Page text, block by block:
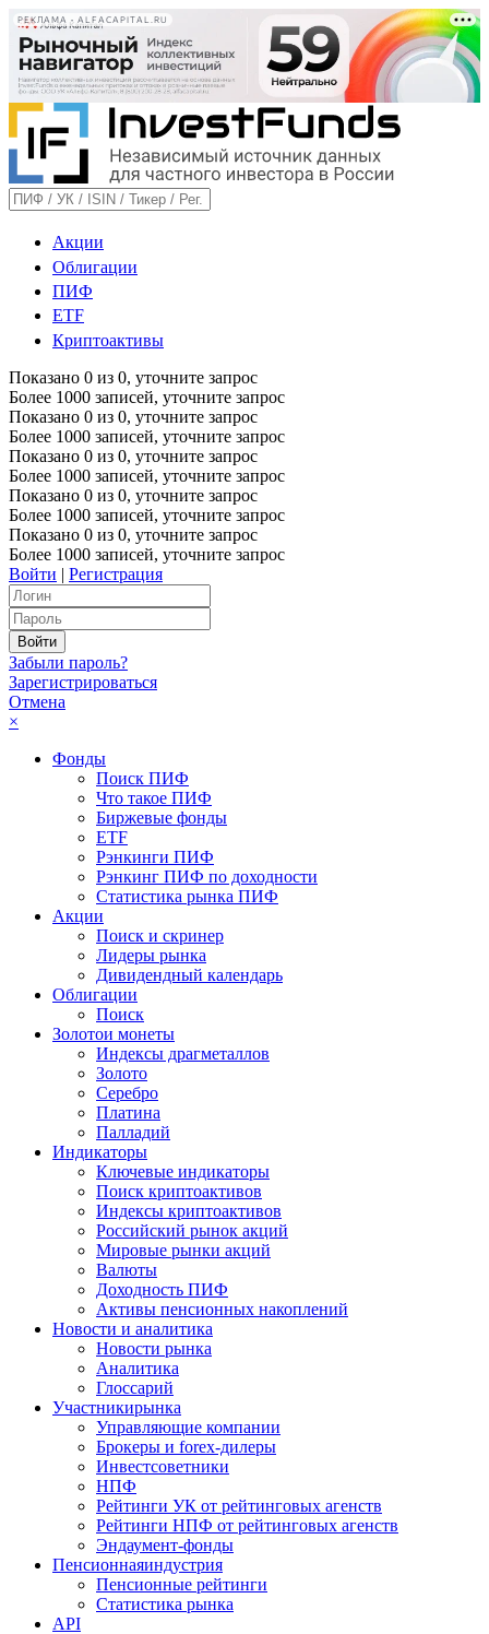
РЕКЛАМА • ALFACAPITAL.RU
Акции
Облигации
ПИФ
ETF
Криптоактивы
Показано 0 из 0, уточните запрос
Более 1000 записей, уточните запрос
Показано 0 из 0, уточните запрос
Более 1000 записей, уточните запрос
Показано 0 из 0, уточните запрос
Более 1000 записей, уточните запрос
Показано 0 из 0, уточните запрос
Более 1000 записей, уточните запрос
Показано 0 из 0, уточните запрос
Более 1000 записей, уточните запрос
Войти | Регистрация
Забыли пароль?
Зарегистрироваться
Отмена
×
Фонды
Поиск ПИФ
Что такое ПИФ
Биржевые фонды
ETF
Рэнкинги ПИФ
Рэнкинг ПИФ по доходности
Статистика рынка ПИФ
Акции
Поиск и скринер
Лидеры рынка
Дивидендный календарь
Облигации
Поиск
Золотои монеты
Индексы драгметаллов
Золото
Серебро
Платина
Палладий
Индикаторы
Ключевые индикаторы
Поиск криптоактивов
Индексы криптоактивов
Российский рынок акций
Мировые рынки акций
Валюты
Доходность ПИФ
Активы пенсионных накоплений
Новости и аналитика
Новости рынка
Аналитика
Глоссарий
Участникирынка
Управляющие компании
Брокеры и forex-дилеры
Инвестсоветники
НПФ
Рейтинги УК от рейтинговых агенств
Рейтинги НПФ от рейтинговых агенств
Эндаумент-фонды
Пенсионнаяиндустрия
Пенсионные рейтинги
Статистика рынка
API